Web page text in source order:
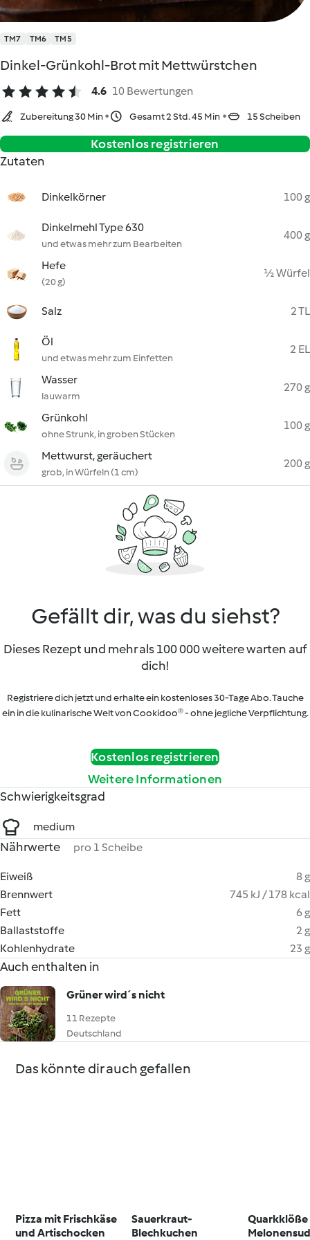
TM7 TM6 TM5
Dinkel-Grünkohl-Brot mit Mettwürstchen
4.6 10 Bewertungen
Zubereitung 30 Min Gesamt 2 Std. 45 Min 15 Scheiben
Kostenlos registrieren
Zutaten
Dinkelkörner 100 g
Dinkelmehl Type 630
und etwas mehr zum Bearbeiten
400 g
Hefe
(20 g)
½ Würfel
Salz 2 TL
Öl
und etwas mehr zum Einfetten
2 EL
Wasser
lauwarm
270 g
Grünkohl
ohne Strunk, in groben Stücken
100 g
Mettwurst, geräuchert
grob, in Würfeln (1 cm)
200 g
Gefällt dir, was du siehst?
Dieses Rezept und mehr als 100 000 weitere warten auf
dich!
Registriere dich jetzt und erhalte ein kostenloses 30-Tage Abo. Tauche
ein in die kulinarische Welt von Cookidoo® - ohne jegliche Verpflichtung.
Kostenlos registrieren
Weitere Informationen
Schwierigkeitsgrad
medium
Nährwerte pro 1 Scheibe
Eiweiß
8 g
Brennwert
745 kJ / 178 kcal
Fett
6 g
Ballaststoffe
2 g
Kohlenhydrate
23 g
Auch enthalten in
Grüner wird´s nicht
11 Rezepte
Deutschland
Das könnte dir auch gefallen
Pizza mit Frischkäse
und Artischocken
Sauerkraut-
Blechkuchen
Quarkklöße